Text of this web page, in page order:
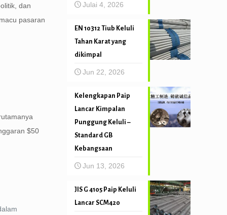
dan
pasaran
$50
Julai 4, 2026
EN 10312 Tiub Keluli
Tahan Karat yang
dikimpal
Jun 22, 2026
Kelengkapan Paip
Lancar Kimpalan
Punggung Keluli –
Standard GB
Kebangsaan
Jun 13, 2026
JIS G 4105 Paip Keluli
Lancar SCM420